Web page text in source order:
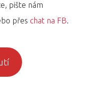
pište nám
přes chat na FB.